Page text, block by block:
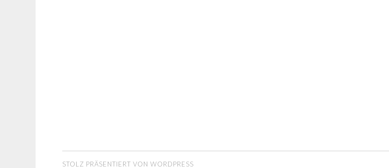
STOLZ PRÄSENTIERT VON WORDPRESS